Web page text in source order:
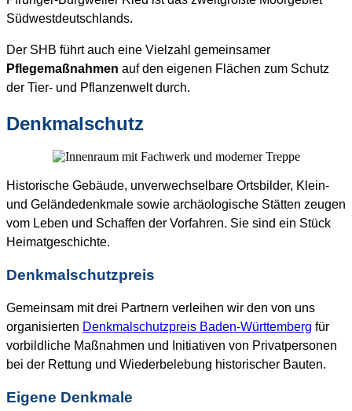
Südwestdeutschlands.
Der SHB führt auch eine Vielzahl gemeinsamer
Pflegemaßnahmen auf den eigenen Flächen zum Schutz
der Tier- und Pflanzenwelt durch.
Denkmalschutz
Historische Gebäude, unverwechselbare Ortsbilder, Klein-
und Geländedenkmale sowie archäologische Stätten zeugen
vom Leben und Schaffen der Vorfahren. Sie sind ein Stück
Heimatgeschichte.
Denkmalschutzpreis
Gemeinsam mit drei Partnern verleihen wir den von uns
organisierten Denkmalschutzpreis Baden-Württemberg für
vorbildliche Maßnahmen und Initiativen von Privatpersonen
bei der Rettung und Wiederbelebung historischer Bauten.
Eigene Denkmale